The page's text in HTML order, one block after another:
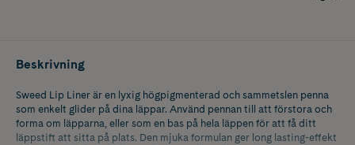
Beskrivning
Sweed Lip Liner är en lyxig högpigmenterad och sammetslen penna
som enkelt glider på dina läppar. Använd pennan till att förstora och
forma om läpparna, eller som en bas på hela läppen för att få ditt
läppstift att sitta på plats. Den mjuka formulan ger long lasting-effekt